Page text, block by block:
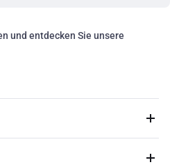
und entdecken Sie unsere